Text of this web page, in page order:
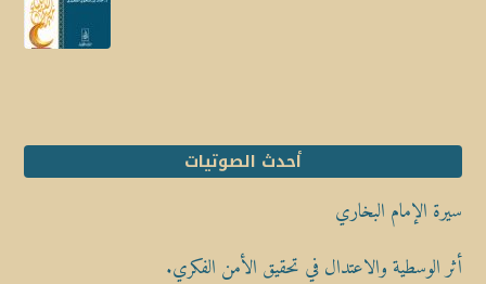
أحدث الصوتيات
سيرة الإمام البخاري
أثر الوسطية والاعتدال في تحقيق الأمن الفكري.